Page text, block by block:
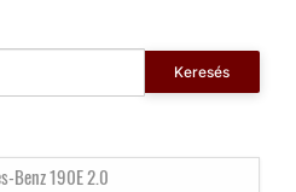
Keresés
Benz 190E 2.0